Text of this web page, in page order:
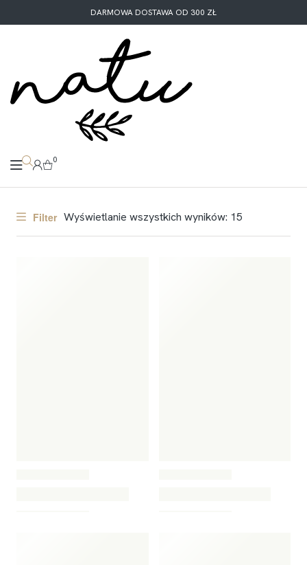
DARMOWA DOSTAWA OD 300 ZŁ
0
Filter Wyświetlanie wszystkich wyników: 15